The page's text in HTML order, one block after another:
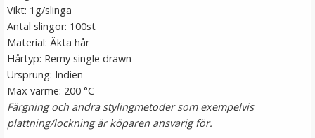
Vikt: 1g/slinga
Antal slingor: 100st
Material: Äkta hår
Hårtyp: Remy single drawn
Ursprung: Indien
Max värme: 200 °C
Färgning och andra stylingmetoder som exempelvis
plattning/lockning är köparen ansvarig för.